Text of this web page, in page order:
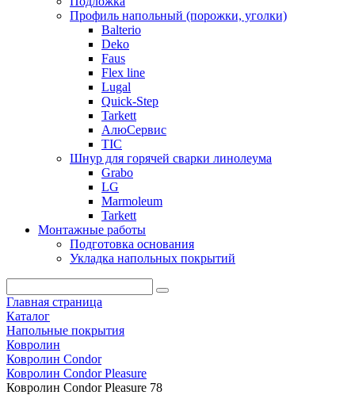
Профиль напольный (порожки, уголки)
Balterio
Deko
Faus
Flex line
Lugal
Quick-Step
Tarkett
АлюСервис
ТІС
Шнур для горячей сварки линолеума
Grabo
LG
Marmoleum
Tarkett
Монтажные работы
Подготовка основания
Укладка напольных покрытий
Главная страница
Каталог
Напольные покрытия
Ковролин
Ковролин Condor
Ковролин Condor Pleasure
Ковролин Condor Pleasure 78